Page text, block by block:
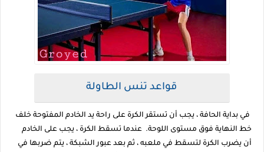
قواعد تنس الطاولة
في بداية الحافة ، يجب أن تستقر الكرة على راحة يد الخادم المفتوحة خلف
خط النهاية فوق مستوى اللوحة. عندما تسقط الكرة ، يجب على الخادم
أن يضرب الكرة لتسقط في ملعبه ، ثم بعد عبور الشبكة ، يتم ضربها في